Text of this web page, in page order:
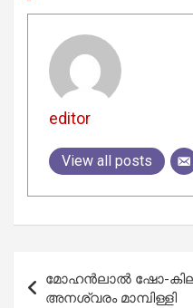
editor
View all posts
navigation
മോഹൻലാൽ ഷോ-
അനശ്വരം മാമ്പിള്ളി